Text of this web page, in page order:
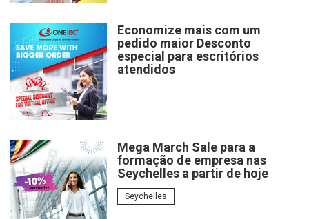
Economize mais com um
pedido maior Desconto
especial para escritórios
atendidos
Mega March Sale para a
formação de empresa nas
Seychelles a partir de hoje
Seychelles